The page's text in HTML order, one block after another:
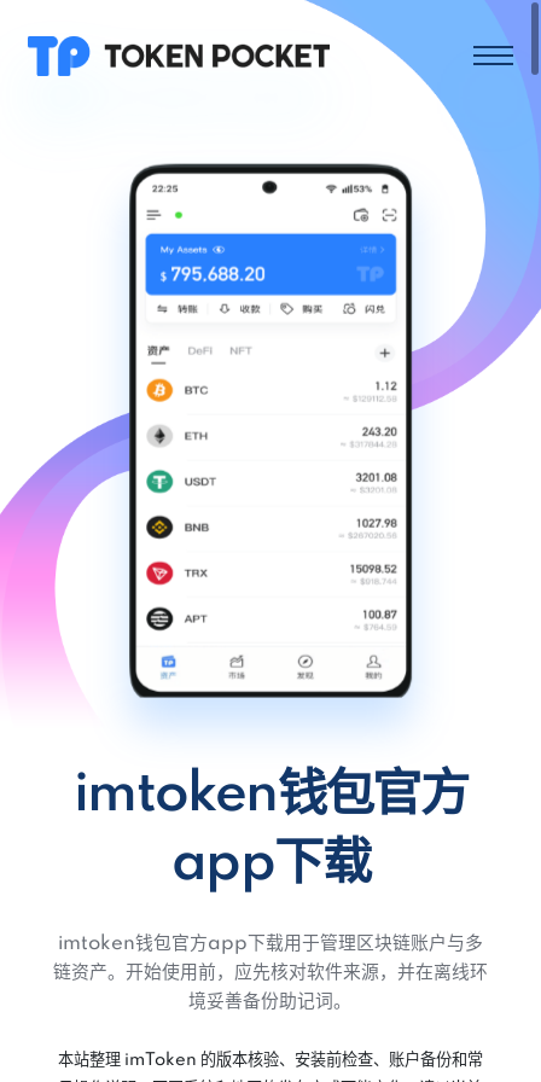
imtoken钱包官方
app下载
imtoken钱包官方app下载用于管理区块链账户与多
链资产。开始使用前，应先核对软件来源，并在离线环
境妥善备份助记词。
本站整理 imToken 的版本核验、安装前检查、账户备份和常